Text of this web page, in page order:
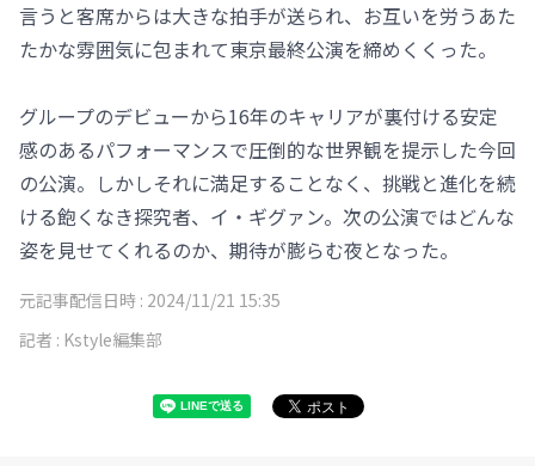
言うと客席からは大きな拍手が送られ、お互いを労うあた
たかな雰囲気に包まれて東京最終公演を締めくくった。
グループのデビューから16年のキャリアが裏付ける安定
感のあるパフォーマンスで圧倒的な世界観を提示した今回
の公演。しかしそれに満足することなく、挑戦と進化を続
ける飽くなき探究者、イ・ギグァン。次の公演ではどんな
姿を見せてくれるのか、期待が膨らむ夜となった。
元記事配信日時 : 2024/11/21 15:35
記者 : Kstyle編集部